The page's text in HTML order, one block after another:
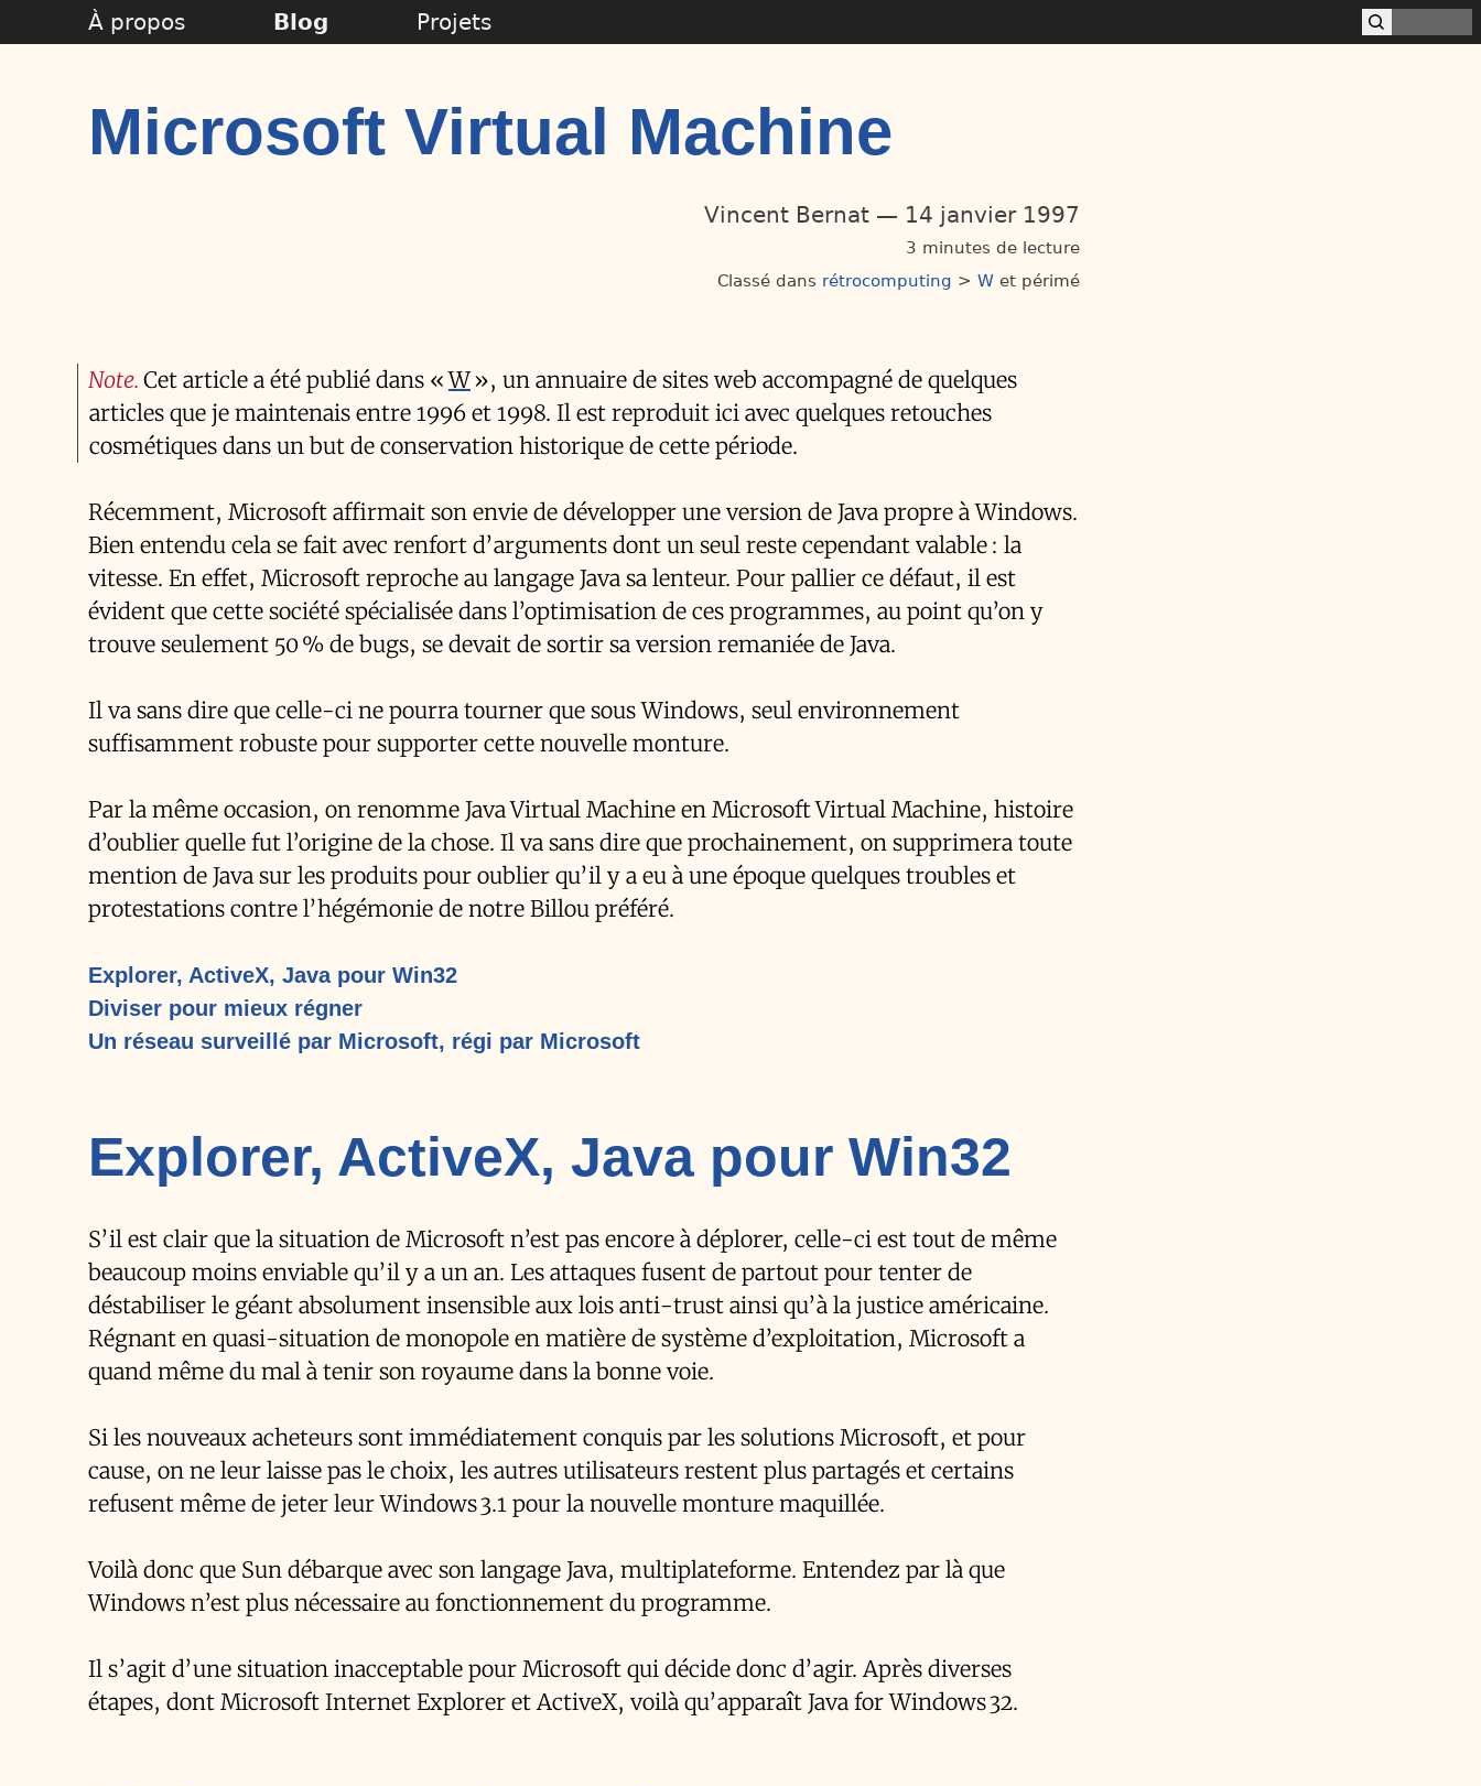
Microsoft Virtual Machine
Vincent Bernat 14 janvier 1997
3 minutes de lecture
Classé dans rétrocomputing > W périmé
Note Cet article a été publié dans «W», un annuaire de sites web accompagné de quelques
articles que je maintenais entre 1996 et 1998. Il est reproduit ici avec quelques retouches
cosmétiques dans un but de conservation historique de cette période.
Récemment, Microsoft affirmait son envie de développer une version de Java propre à Windows.
Bien entendu cela se fait avec renfort d’arguments dont un seul reste cependant valable : la
vitesse. En effet, Microsoft reproche au langage Java sa lenteur. Pour pallier ce défaut, il est
évident que cette société spécialisée dans l’optimisation de ces programmes, au point qu’on y
trouve seulement 50 % de bugs, se devait de sortir sa version remaniée de Java.
Il va sans dire que celle-ci ne pourra tourner que sous Windows, seul environnement
suffisamment robuste pour supporter cette nouvelle monture.
Par la même occasion, on renomme Java Virtual Machine en Microsoft Virtual Machine, histoire
d’oublier quelle fut l’origine de la chose. Il va sans dire que prochainement, on supprimera toute
mention de Java sur les produits pour oublier qu’il y a eu à une époque quelques troubles et
protestations contre l’hégémonie de notre Billou préféré.
Explorer, ActiveX, Java pour Win32
Diviser pour mieux régner
Un réseau surveillé par Microsoft, régi par Microsoft
Explorer, ActiveX, Java pour Win32
S’il est clair que la situation de Microsoft n’est pas encore à déplorer, celle-ci est tout de même
beaucoup moins enviable qu’il y a un an. Les attaques fusent de partout pour tenter de
déstabiliser le géant absolument insensible aux lois anti-trust ainsi qu’à la justice américaine.
Régnant en quasi-situation de monopole en matière de système d’exploitation, Microsoft a
quand même du mal à tenir son royaume dans la bonne voie.
Si les nouveaux acheteurs sont immédiatement conquis par les solutions Microsoft, et pour
cause, on ne leur laisse pas le choix, les autres utilisateurs restent plus partagés et certains
refusent même de jeter leur Windows 3.1 pour la nouvelle monture maquillée.
Voilà donc que Sun débarque avec son langage Java, multiplateforme. Entendez par là que
Windows n’est plus nécessaire au fonctionnement du programme.
Il s’agit d’une situation inacceptable pour Microsoft qui décide donc d’agir. Après diverses
étapes, dont Microsoft Internet Explorer et ActiveX, voilà qu’apparaît Java for Windows 32.
À propos Blog Projets